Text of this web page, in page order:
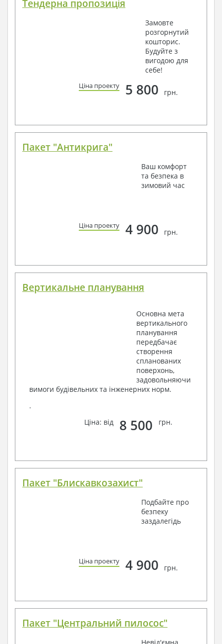
Тендерна пропозиція
Замовте
розгорнутий
кошторис.
Будуйте з
вигодою для
себе!
Ціна проекту 5 800 грн.
Пакет "Антикрига"
Ваш комфорт
та безпека в
зимовий час
Ціна проекту 4 900 грн.
Вертикальне планування
Основна мета
вертикального
планування
передбачає
створення
спланованих
поверхонь,
задовольняючи
вимоги будівельних та інженерних норм.
.
Ціна: від
8 500 грн.
Пакет "Блискавкозахист"
Подбайте про
безпеку
заздалегідь
Ціна проекту 4 900 грн.
Пакет "Центральний пилосос"